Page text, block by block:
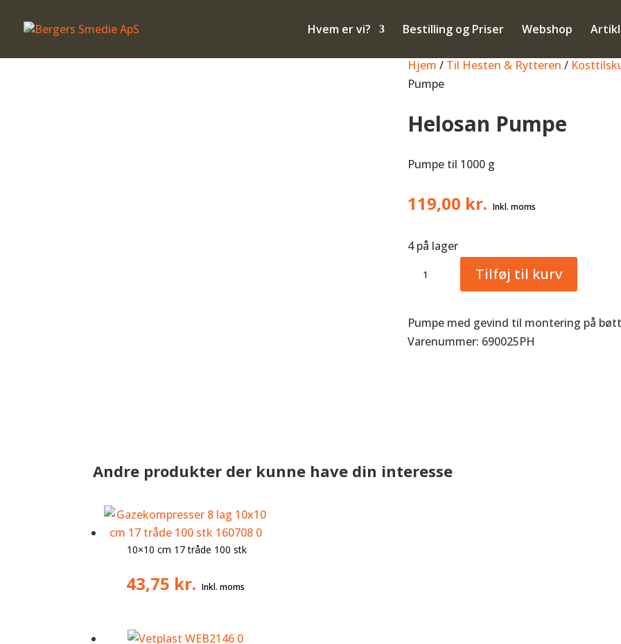
Hvem er vi? Bestilling og Priser Webshop
Hjem / Til Hesten & Rytteren /
Pumpe
Helosan Pumpe
Pumpe til 1000 g
119,00 kr.
4 på lager
Pumpe
Tilføj til kurv
Pumpe med gevind til montering på
Varenummer: 690025PH
Andre produkter der kunne have din interesse
10×10 cm 17 tråde 100 stk
43,75 kr.